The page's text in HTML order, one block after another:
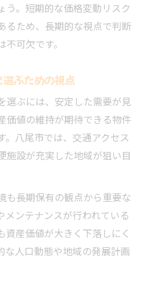
う。短期的な価格変動リスク
るため、長期的な視点で判断
可欠です。
ぶための視点
選ぶには、安定した需要が見
価値の維持が期待できる物件
。八尾市では、交通アクセス
施設が充実した地域が狙い目
も長期保有の観点から重要な
ンテナンスが行われている
産価値が大きく下落しにく
な人口動態や地域の発展計画